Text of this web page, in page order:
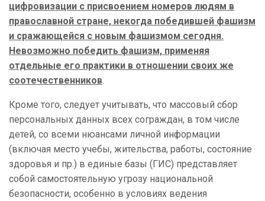
цифровизации с присвоением номеров людям в
православной стране, некогда победившей фашизм
и сражающейся с новым фашизмом сегодня.
Невозможно победить фашизм, применяя
отдельные его практики в отношении своих же
соотечественников.
Кроме того, следует учитывать, что массовый сбор
персональных данных всех сограждан, в том числе
детей, со всеми нюансами личной информации
(включая место учебы, жительства, работы, состояние
здоровья и пр.) в единые базы (ГИС) представляет
собой самостоятельную угрозу национальной
безопасности, особенно в условиях ведения